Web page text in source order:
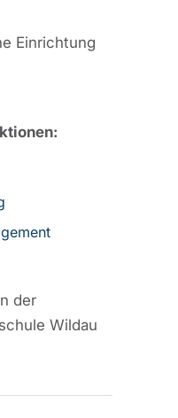
Einrichtung
der
Wildau